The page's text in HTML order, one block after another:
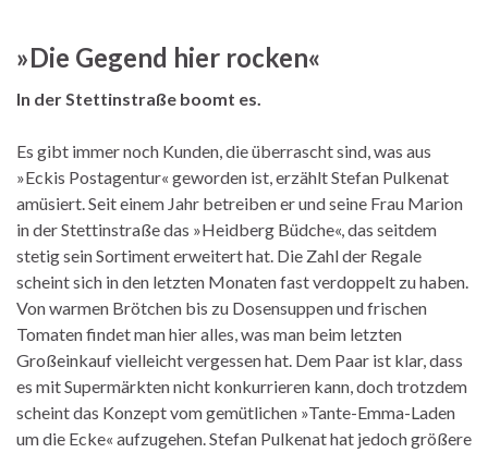
»Die Gegend hier rocken«
In der Stettinstraße boomt es.
Es gibt immer noch Kunden, die überrascht sind, was aus
»Eckis Postagentur« geworden ist, erzählt Stefan Pulkenat
amüsiert. Seit einem Jahr betreiben er und seine Frau Marion
in der Stettinstraße das »Heidberg Büdche«, das seitdem
stetig sein Sortiment erweitert hat. Die Zahl der Regale
scheint sich in den letzten Monaten fast verdoppelt zu haben.
Von warmen Brötchen bis zu Dosensuppen und frischen
Tomaten findet man hier alles, was man beim letzten
Großeinkauf vielleicht vergessen hat. Dem Paar ist klar, dass
es mit Supermärkten nicht konkurrieren kann, doch trotzdem
scheint das Konzept vom gemütlichen »Tante-Emma-Laden
um die Ecke« aufzugehen. Stefan Pulkenat hat jedoch größere